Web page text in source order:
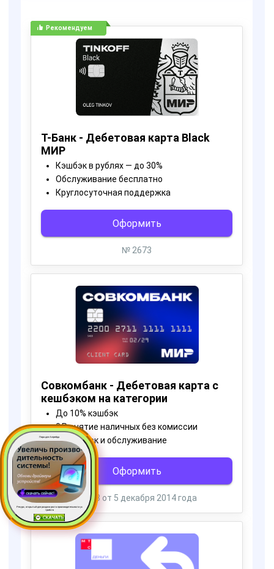
Пора для Апгрейда
Ресурс, открытый для раздачи роста производительности ус
тройств